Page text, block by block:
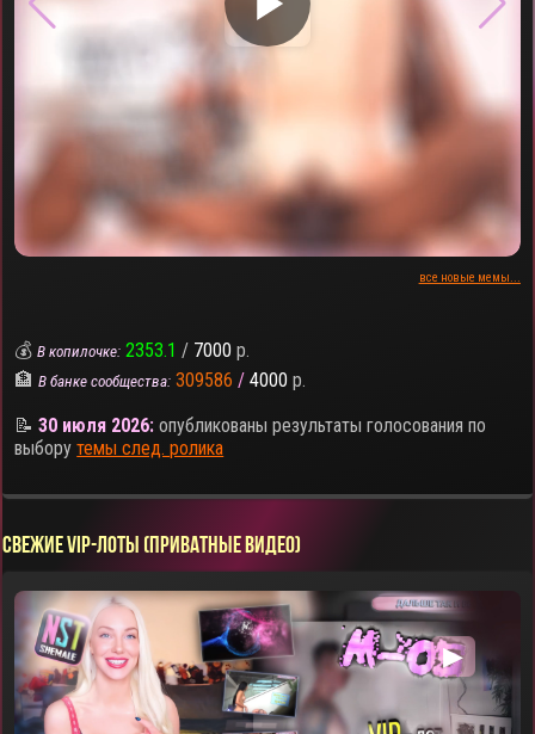
все новые мемы...
💰В копилочке: 2353.1 / 7000 р.
🏦В банке сообщества: 309586 / 4000 р.
📝30 июля 2026: опубликованы результаты голосования по
выборутемы след. ролика
СВЕЖИЕ VIP-ЛОТЫ (ПРИВАТНЫЕ ВИДЕО)
▶